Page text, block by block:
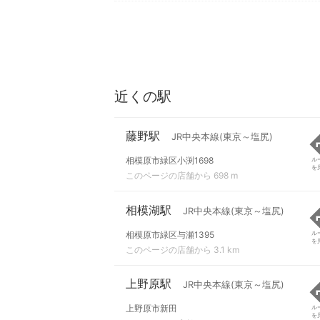
近くの駅
藤野駅 JR中央本線(東京～塩尻)
相模原市緑区小渕1698
このページの店舗から 698 m
ル
を
相模湖駅 JR中央本線(東京～塩尻)
相模原市緑区与瀬1395
このページの店舗から 3.1 km
ル
を
上野原駅 JR中央本線(東京～塩尻)
上野原市新田
ル
を